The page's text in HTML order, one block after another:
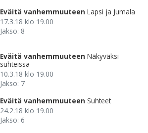
Eväitä vanhemmuuteen Lapsi ja Jumala
17.3.18 klo 19.00
Jakso: 8
Eväitä vanhemmuuteen Näkyväksi
suhteissa
10.3.18 klo 19.00
Jakso: 7
Eväitä vanhemmuuteen Suhteet
24.2.18 klo 19.00
Jakso: 6